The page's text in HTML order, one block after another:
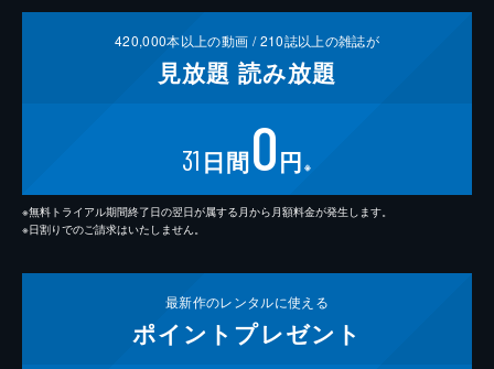
420,000本以上の動画 /210誌以上の雑誌が
見放題 読み放題
31 日間0円 ※
※無料トライアル期間終了日の翌日が属する月から月額料金が発生します。
※日割りでのご請求はいたしません。
最新作のレンタルに使える
ポイント プレゼント